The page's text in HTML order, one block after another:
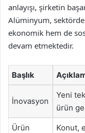
anlayışı, şirketin
Alüminyum,
ekonomik hem de
devam etmektedir.
Başlık
İnovasyon
Yeni
ürün
Ürün
Konut,